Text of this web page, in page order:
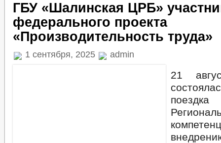
ГБУ «Шалинская ЦРБ»
федерального проекта
«Производительность труда»
1 сентября, 2025 admin
21